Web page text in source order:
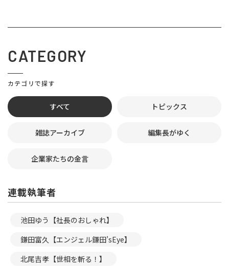
CATEGORY
カテゴリで探す
すべて トピックス
雑誌アーカイブ 編集長がゆく
企業家たちの金言
連載執筆者
池田ゆう【社長のおしゃれ】
鎌田富久【エンジェル鎌田’sEye】
北尾吉孝【世相を斬る！】